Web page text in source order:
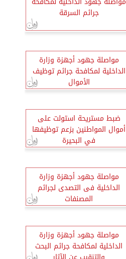
جرائم السرقة
مواصلة جهود أجهزة وزارة
الداخلية لمكافحة جرائم توظيف
الأموال
ضبط مستريحة استولت على
أموال المواطنين بزعم توظيفها
في البحيرة
مواصلة جهود أجهزة وزارة
الداخلية فى التصدى لجرائم
المصنفات
مواصلة جهود أجهزة وزارة
الداخلية لمكافحة جرائم البحث